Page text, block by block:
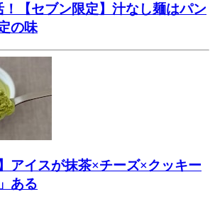
【セブン限定】汁なし麺はパン
の味
アイスが抹茶×チーズ×クッキー
ある